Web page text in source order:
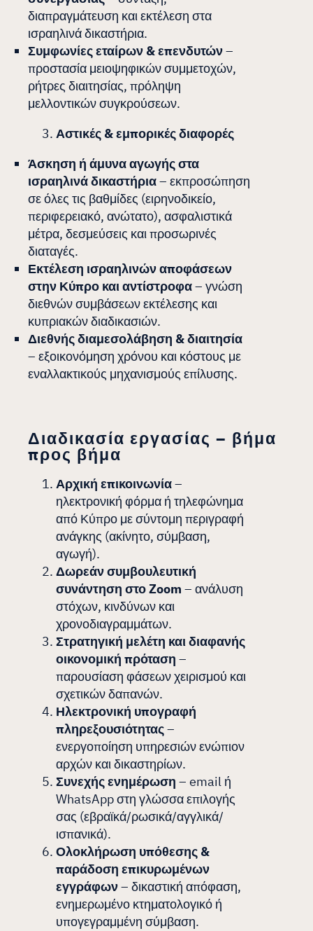
διαπραγμάτευση και εκτέλεση στα
ισραηλινά δικαστήρια.
Συμφωνίες εταίρων & επενδυτών–
προστασία μειοψηφικών συμμετοχών,
ρήτρες διαιτησίας, πρόληψη
μελλοντικών συγκρούσεων.
Αστικές & εμπορικές διαφορές
Άσκηση ή άμυνα αγωγής στα
ισραηλινά δικαστήρια– εκπροσώπηση
σε όλες τις βαθμίδες (ειρηνοδικείο,
περιφερειακό, ανώτατο), ασφαλιστικά
μέτρα, δεσμεύσεις και προσωρινές
διαταγές.
Εκτέλεση ισραηλινών αποφάσεων
στην Κύπρο και αντίστροφα– γνώση
διεθνών συμβάσεων εκτέλεσης και
κυπριακών διαδικασιών.
Διεθνής διαμεσολάβηση & διαιτησία
– εξοικονόμηση χρόνου και κόστους με
εναλλακτικούς μηχανισμούς επίλυσης.
Διαδικασία εργασίας – βήμα
προς βήμα
Αρχική επικοινωνία–
ηλεκτρονική φόρμα ή τηλεφώνημα
από Κύπρο με σύντομη περιγραφή
ανάγκης (ακίνητο, σύμβαση,
αγωγή).
Δωρεάν συμβουλευτική
συνάντηση στο Zoom – ανάλυση
στόχων, κινδύνων και
χρονοδιαγραμμάτων.
Στρατηγική μελέτη και διαφανής
οικονομική πρόταση –
παρουσίαση φάσεων χειρισμού και
σχετικών δαπανών.
Ηλεκτρονική υπογραφή
πληρεξουσιότητας–
ενεργοποίηση υπηρεσιών ενώπιον
αρχών και δικαστηρίων.
Συνεχής ενημέρωση – email ή
WhatsApp στη γλώσσα επιλογής
σας (εβραϊκά/ρωσικά/αγγλικά/
ισπανικά).
Ολοκλήρωση υπόθεσης &
παράδοση επικυρωμένων
εγγράφων– δικαστική απόφαση,
ενημερωμένο κτηματολογικό ή
υπογεγραμμένη σύμβαση.